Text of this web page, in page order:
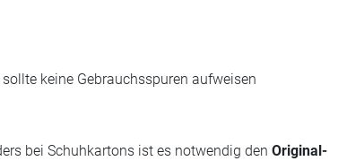
keine Gebrauchsspuren aufweisen
bei Schuhkartons ist es notwendig den Original-